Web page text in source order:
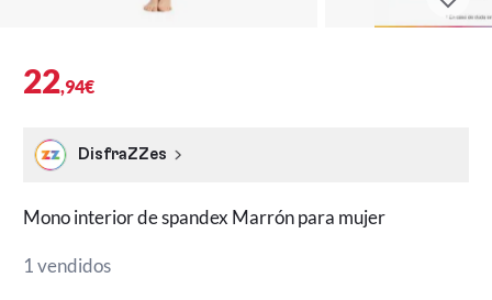
22,94€
DisfraZZes
Mono interior de spandex Marrón para mujer
1 vendidos